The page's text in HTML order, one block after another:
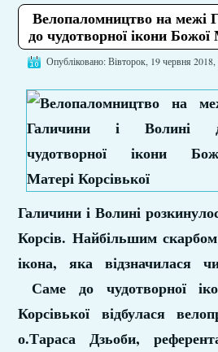
Велопаломництво на межі
до чудотворної ікони Божої
Опубліковано: Вівторок, 19 червня
Галичини і Волині
Корсів. Найбільшим
ікона, яка відзначилася
Саме до чудотворної
Корсівької відбулася
о.Тараса Дзьоби,